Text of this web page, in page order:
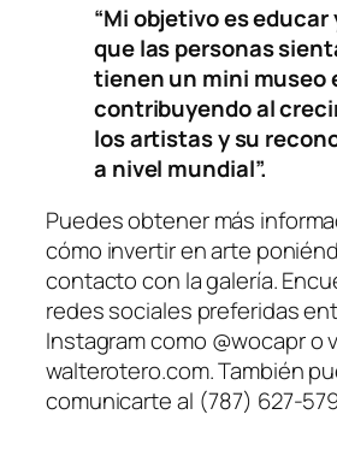
“Mi objetivo es educar
que las personas
tienen un mini museo
contribuyendo al
los artistas y su
a nivel mundial”.
Puedes obtener más
cómo invertir en arte
contacto con la galería.
redes sociales preferidas
Instagram como @wocapr o
walterotero.com. También
comunicarte al (787) 627-